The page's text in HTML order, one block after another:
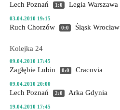
Lech Poznań 1:0 Legia Warszawa
03.04.2010 19:15
Ruch Chorzów 0:0 Śląsk Wrocław
Kolejka 24
09.04.2010 17:45
Zagłębie Lubin 0:0 Cracovia
09.04.2010 20:00
Lech Poznań 2:0 Arka Gdynia
19.04.2010 17:45